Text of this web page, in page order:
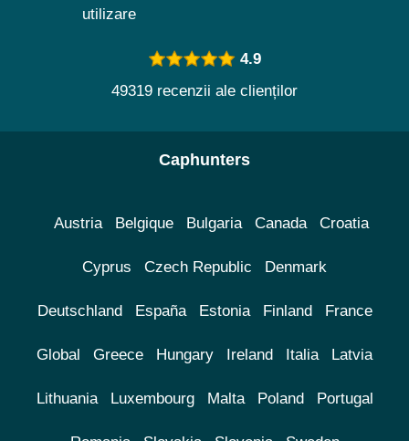
utilizare
4.9
49319 recenzii ale clienților
Caphunters
Austria Belgique Bulgaria Canada Croatia
Cyprus Czech Republic Denmark
Deutschland España Estonia Finland France
Global Greece Hungary Ireland Italia Latvia
Lithuania Luxembourg Malta Poland Portugal